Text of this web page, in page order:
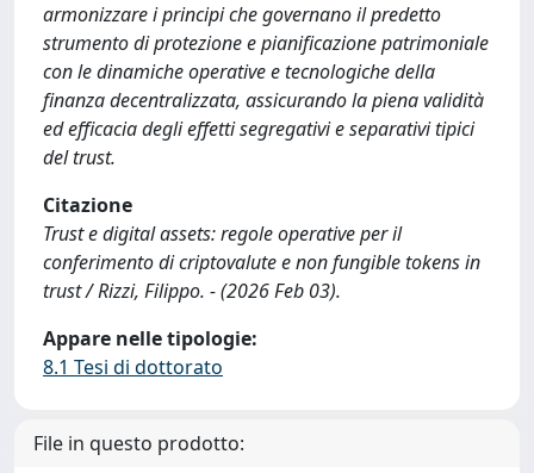
armonizzare i principi che governano il predetto
strumento di protezione e pianificazione patrimoniale
con le dinamiche operative e tecnologiche della
finanza decentralizzata, assicurando la piena validità
ed efficacia degli effetti segregativi e separativi tipici
del trust.
Citazione
Trust e digital assets: regole operative per il
conferimento di criptovalute e non fungible tokens in
trust / Rizzi, Filippo. - (2026 Feb 03).
Appare nelle tipologie:
8.1 Tesi di dottorato
File in questo prodotto: